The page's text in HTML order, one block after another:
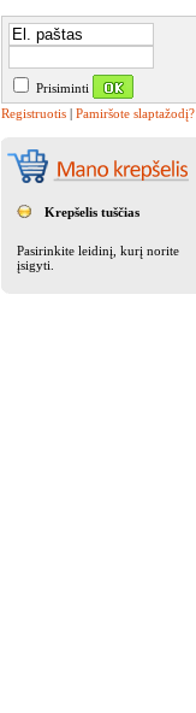
Prisiminti
Registruotis| Pamiršote slaptažodį?
Krepšelis tuščias
Pasirinkite leidinį, kurį norite
įsigyti.